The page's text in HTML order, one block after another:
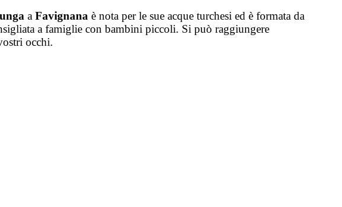
a Favignana è nota per le sue acque turchesi ed è formata da
a famiglie con bambini piccoli. Si può raggiungere
occhi.